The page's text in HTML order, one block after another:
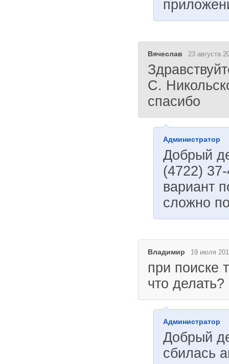
Вячеслав 23 августа
С.
спасибо
Администратор
Добрый
(4722)
вариант
сложно
Владимир 19 июля
при поиске
что делать?
Администратор
Добрый
сбилась